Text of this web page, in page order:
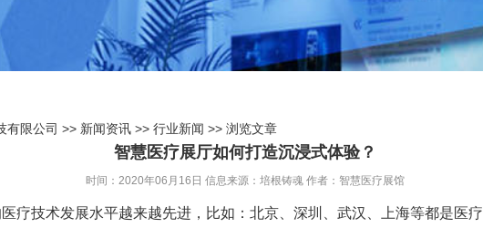
有限公司 >> 新闻资讯 >> 行业新闻 >> 浏览文章
智慧医疗展厅如何打造沉浸式体验？
时间：2020年06月16日 信息来源：培根铸魂 作者：智慧医疗展馆
疗技术发展水平越来越先进，比如：北京、深圳、武汉、上海等都是医